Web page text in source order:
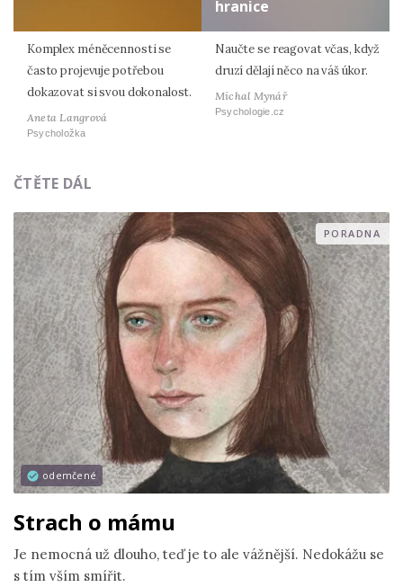
Komplex méněcennosti se
často projevuje potřebou
dokazovat si svou dokonalost.
Aneta Langrová
Psycholožka
hranice
Naučte se reagovat včas, když
druzí dělají něco na váš úkor.
Michal Mynář
Psychologie.cz
ČTĚTE DÁL
odemčené
PORADNA
Strach o mámu
Je nemocná už dlouho, teď je to ale vážnější. Nedokážu se
s tím vším smířit.